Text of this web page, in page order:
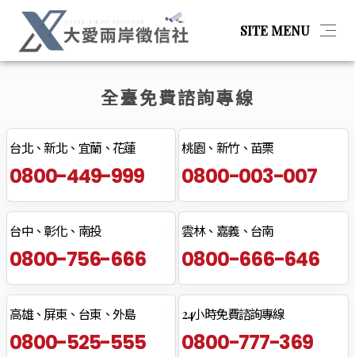
SITE MENU
最新消息
服務項目
關於我們
全臺免費諮詢專線
台北、新北、宜蘭、花蓮
0800-449-999
桃園、新竹、苗栗
0800-003-007
台中、彰化、南投
0800-756-666
雲林、嘉義、台南
0800-666-646
高雄、屏東、台東、外島
0800-525-555
24小時免費諮詢專線
0800-777-369